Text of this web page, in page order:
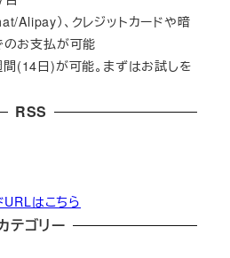
Alipay）、クレジットカードや暗
お支払が可能
(14日)が可能。まずはお試しを
RSS
はこちら
テゴリー